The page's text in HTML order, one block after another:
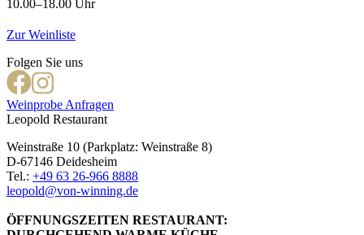
10.00–18.00 Uhr
Zur Weinliste
Folgen Sie uns
Weinprobe Anfragen
Leopold Restaurant
Weinstraße 10 (Parkplatz: Weinstraße 8)
D-67146 Deidesheim
Tel.: +49 63 26-966 8888
leopold@von-winning.de
ÖFFNUNGSZEITEN RESTAURANT: